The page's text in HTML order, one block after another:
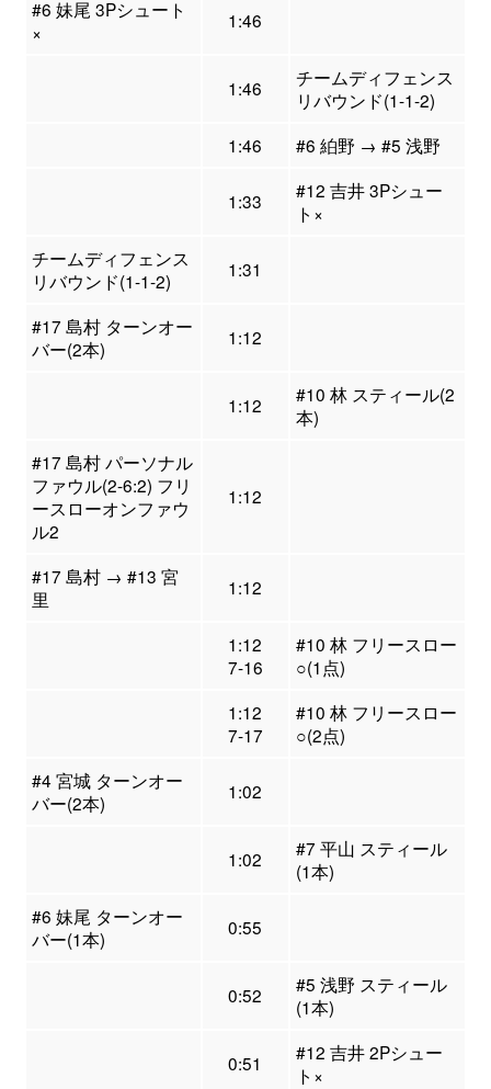
#6 妹尾 3Pシュート
×
1:46
1:46
チームディフェンス
リバウンド(1-1-2)
1:46
#6 絈野 → #5 浅野
1:33
#12 吉井 3Pシュー
ト×
チームディフェンス
リバウンド(1-1-2)
1:31
#17 島村 ターンオー
バー(2本)
1:12
1:12
#10 林 スティール(2
本)
#17 島村 パーソナル
ファウル(2-6:2) フリ
ースローオンファウ
ル2
1:12
#17 島村 → #13 宮
里
1:12
1:12
7-16
#10 林 フリースロー
○(1点)
1:12
7-17
#10 林 フリースロー
○(2点)
#4 宮城 ターンオー
バー(2本)
1:02
1:02
#7 平山 スティール
(1本)
#6 妹尾 ターンオー
バー(1本)
0:55
0:52
#5 浅野 スティール
(1本)
0:51
#12 吉井 2Pシュー
ト×